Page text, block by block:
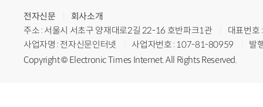
전자신문
회사소개
주소 : 서울시 서초구 양재대로2길 22-16 호반파크1관
대표번
사업자명 : 전자신문인터넷
사업자번호 : 107-81-80959
발
Copyright © Electronic Times Internet. All Rights Reserved.